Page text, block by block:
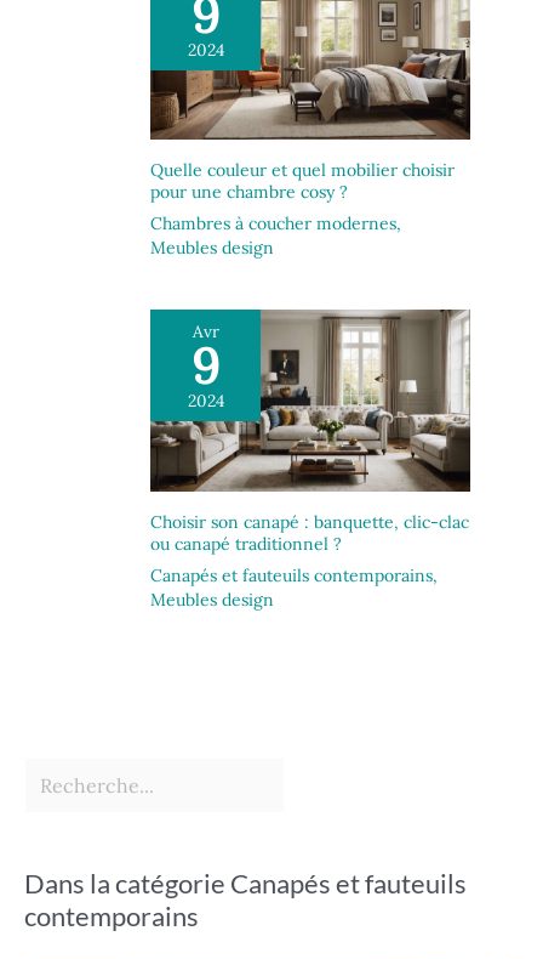
9
2024
Quelle couleur et quel mobilier choisir
pour une chambre cosy ?
Chambres à coucher modernes,
Meubles design
Avr
9
2024
Choisir son canapé : banquette, clic-clac
ou canapé traditionnel ?
Canapés et fauteuils contemporains,
Meubles design
Dans la catégorie Canapés et fauteuils
contemporains